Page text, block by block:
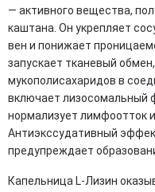
— активного вещества,
каштана. Он укрепляет
вен и понижает
запускает тканевый
мукополисахаридов в
включает лизосомальный
нормализует лимфоотток и
Антиэкссудативный
предупреждает
Капельница L-Лизин